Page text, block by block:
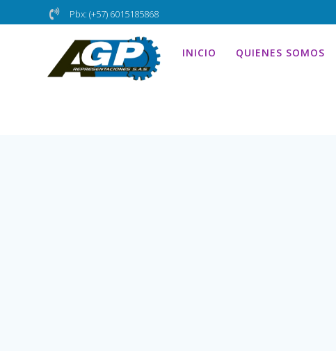
to
Pbx: (+57) 6015185868
INICIO QUIENES SOMOS